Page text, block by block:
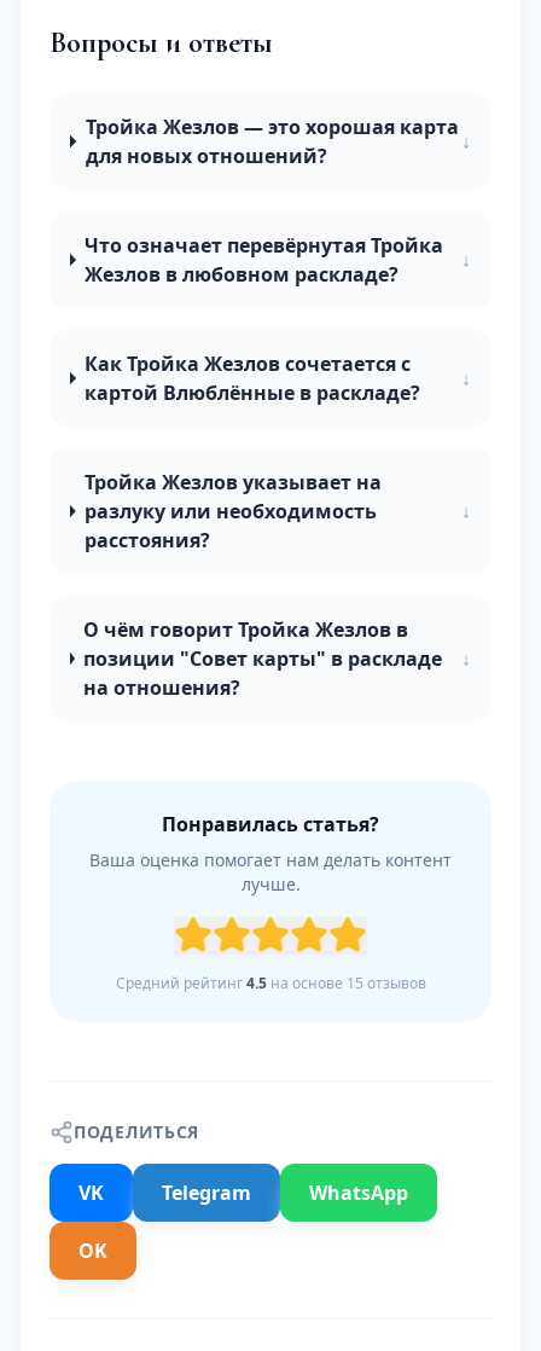
Вопросы и ответы
Тройка Жезлов — это хорошая карта
для новых отношений?
↓
Что означает перевёрнутая Тройка
Жезлов в любовном раскладе?
↓
Как Тройка Жезлов сочетается с
картой Влюблённые в раскладе?
↓
Тройка Жезлов указывает на
разлуку или необходимость
расстояния?
↓
О чём говорит Тройка Жезлов в
позиции "Совет карты" в раскладе
на отношения?
↓
Понравилась статья?
Ваша оценка помогает нам делать контент
лучше.
Средний рейтинг4.5на основе 15 отзывов
ПОДЕЛИТЬСЯ
VK Telegram WhatsApp
OK